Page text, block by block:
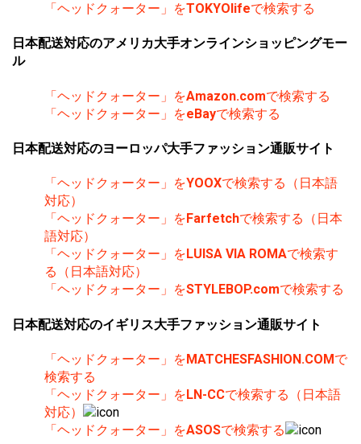
「ヘッドクォーター」をTOKYOlifeで検索する
日本配送対応のアメリカ大手オンラインショッピングモー
ル
「ヘッドクォーター」をAmazon.comで検索する
「ヘッドクォーター」をeBayで検索する
日本配送対応のヨーロッパ大手ファッション通販サイト
「ヘッドクォーター」をYOOXで検索する（日本語
対応）
「ヘッドクォーター」を Farfetchで検索する（日本
語対応）
「ヘッドクォーター」を LUISA VIA ROMAで検索す
る（日本語対応）
「ヘッドクォーター」をSTYLEBOP.comで検索する
日本配送対応のイギリス大手ファッション通販サイト
「ヘッドクォーター」をMATCHESFASHION.COMで
検索する
「ヘッドクォーター」をLN-CCで検索する（日本語
対応）
「ヘッドクォーター」をASOSで検索する